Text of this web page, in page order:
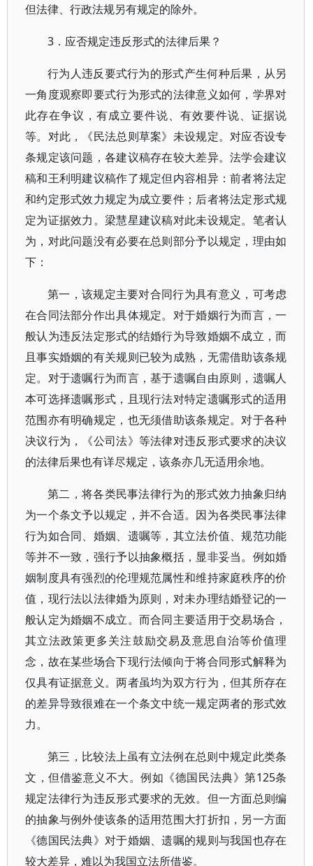
但法律、行政法规另有规定的除外。
3．应否规定违反形式的法律后果？
行为人违反要式行为的形式产生何种后果，从另
一角度观察即要式行为形式的法律意义如何，学界对
此存在争议，有成立要件说、有效要件说、证据说
等。对此，《民法总则草案》未设规定。对应否设专
条规定该问题，各建议稿存在较大差异。法学会建议
稿和王利明建议稿作了规定但内容相异：前者将法定
和约定形式效力规定为成立要件；后者将法定形式规
定为证据效力。梁慧星建议稿对此未设规定。笔者认
为，对此问题没有必要在总则部分予以规定，理由如
下：
第一，该规定主要对合同行为具有意义，可考虑
在合同法部分作出具体规定。对于婚姻行为而言，一
般认为违反法定形式的结婚行为导致婚姻不成立，而
且事实婚姻的有关规则已较为成熟，无需借助该条规
定。对于遗嘱行为而言，基于遗嘱自由原则，遗嘱人
本可选择遗嘱形式，且现行法对特定遗嘱形式的适用
范围亦有明确规定，也无须借助该条规定。对于各种
决议行为，《公司法》等法律对违反形式要求的决议
的法律后果也有详尽规定，该条亦几无适用余地。
第二，将各类民事法律行为的形式效力抽象归纳
为一个条文予以规定，并不合适。因为各类民事法律
行为如合同、婚姻、遗嘱等，其立法价值、规范功能
等并不一致，强行予以抽象概括，显非妥当。例如婚
姻制度具有强烈的伦理规范属性和维持家庭秩序的价
值，现行法以法律婚为原则，对未办理结婚登记的一
般认定为婚姻不成立。而合同主要适用于交易场合，
其立法政策更多关注鼓励交易及意思自治等价值理
念，故在某些场合下现行法倾向于将合同形式解释为
仅具有证据意义。两者虽均为双方行为，但其所存在
的差异导致很难在一个条文中统一规定两者的形式效
力。
第三，比较法上虽有立法例在总则中规定此类条
文，但借鉴意义不大。例如《德国民法典》第125条
规定法律行为违反形式要求的无效。但一方面总则编
的抽象与例外使该条的适用范围大打折扣，另一方面
《德国民法典》对于婚姻、遗嘱的规则与我国也存在
较大差异，难以为我国立法所借鉴。